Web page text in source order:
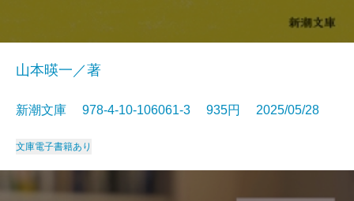
山本暎一／著
新潮文庫 978-4-10-106061-3 935円 2025/05/28
文庫電子書籍あり